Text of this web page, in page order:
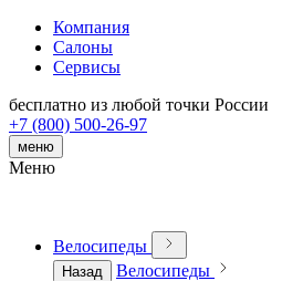
Компания
Салоны
Сервисы
бесплатно из любой точки России
+7 (800) 500-26-97
меню
Меню
Велосипеды
Назад
Велосипеды